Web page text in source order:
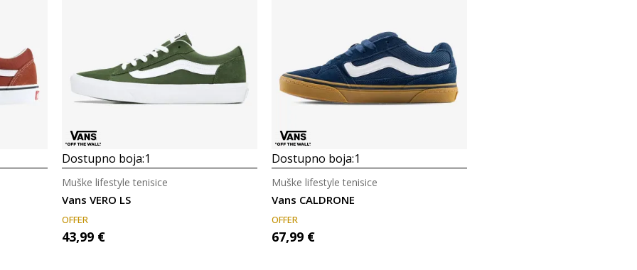
Dostupno boja:1
Vans VERO LS
Muške lifestyle tenisice
OFFER
43,99 €
Dostupno boja:1
Vans CALDRONE
Muške lifestyle tenisice
OFFER
67,99 €